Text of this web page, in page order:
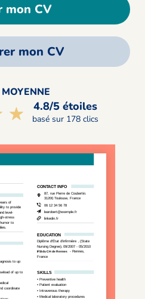
mon CV
mon CV
4.8/5 étoiles
basé sur 178 clics